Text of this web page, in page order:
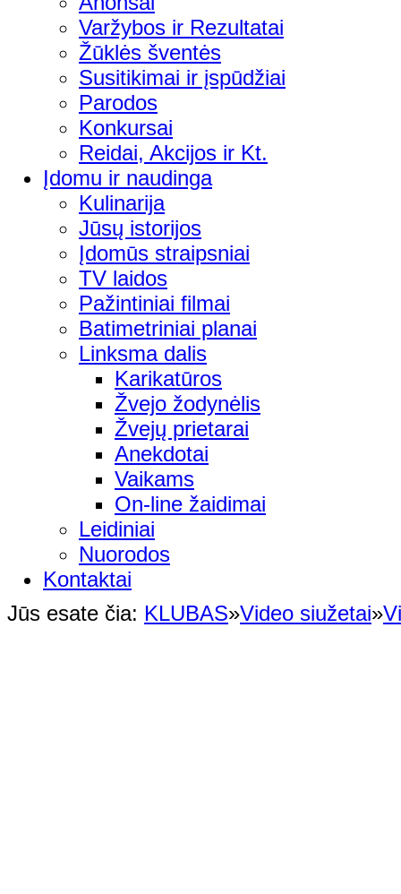
Varžybos ir Rezultatai
Žūklės šventės
Susitikimai ir įspūdžiai
Parodos
Konkursai
Reidai, Akcijos ir Kt.
Įdomu ir naudinga
Kulinarija
Jūsų istorijos
Įdomūs straipsniai
TV laidos
Pažintiniai filmai
Batimetriniai planai
Linksma dalis
Karikatūros
Žvejo žodynėlis
Žvejų prietarai
Anekdotai
Vaikams
On-line žaidimai
Leidiniai
Nuorodos
Kontaktai
Jūs esate čia: KLUBAS»Video siužetai»